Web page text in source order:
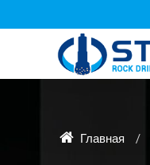
Главная